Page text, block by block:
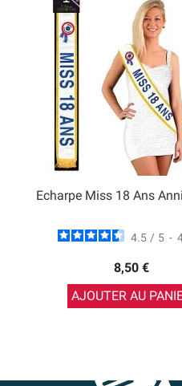
Echarpe Miss 18 Ans
4.5 / 5 -
8,50 €
AJOUTER AU